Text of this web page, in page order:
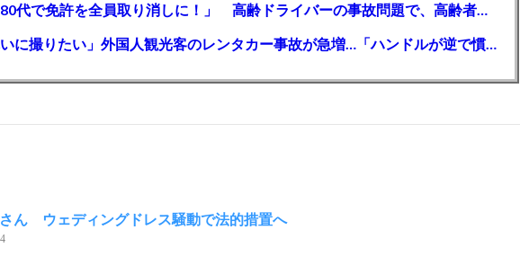
【芸能】高橋真麻「80代で免許を全員取り消しに！」 高齢ドライバーの事故問題で、高齢者の運転免許取り消し法を提案
【🗻】「富士山きれいに撮りたい」外国人観光客のレンタカー事故が急増…「ハンドルが逆で慣れず」、道の狭さも
ん ウェディングドレス騒動で法的措置へ